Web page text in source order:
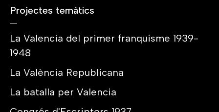
Projectes temàtics
La Valencia del primer franquisme 1939-
1948
La València Republicana
La batalla per Valencia